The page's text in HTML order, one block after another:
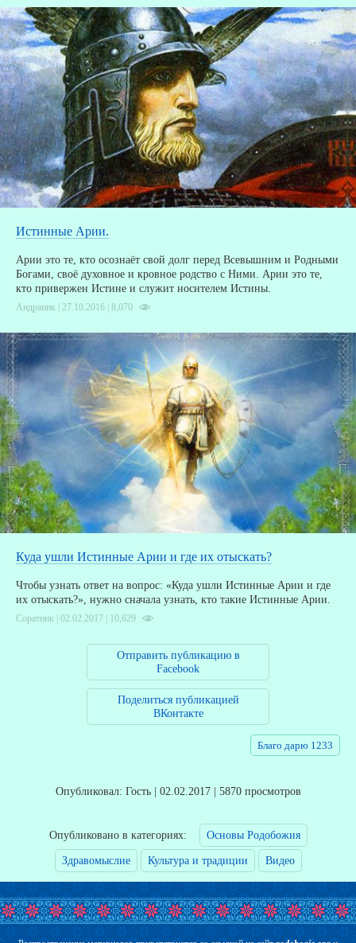
Истинные Арии.
Арии это те, кто осознаёт свой долг перед Всевышним и Родными
Богами, своё духовное и кровное родство с Ними. Арии это те,
кто привержен Истине и служит носителем Истины.
Андраник | 27.10.2016 | 8,070
Куда ушли Истинные Арии и где их отыскать?
Чтобы узнать ответ на вопрос: «Куда ушли Истинные Арии и где
их отыскать?», нужно сначала узнать, кто такие Истинные Арии.
Соратник | 02.02.2017 | 10,629
Отправить публикацию в
Facebook
Поделиться публикацией
ВКонтакте
Благо дарю 1233
Опубликовал: Гость | 02.02.2017 | 5870 просмотров
Опубликовано в категориях: Основы Родобожия
Здравомыслие Культура и традиции Видео